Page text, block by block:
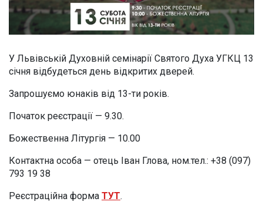
У Львівській Духовній семінарії Святого Духа УГКЦ 13
січня відбудеться день відкритих дверей.
Запрошуємо юнаків від 13-ти років.
Початок реєстрації — 9.30.
Божественна Літургія — 10.00
Контактна особа — отець Іван Глова, ном.тел.: +38 (097)
793 19 38
Реєстраційна форма ТУТ.